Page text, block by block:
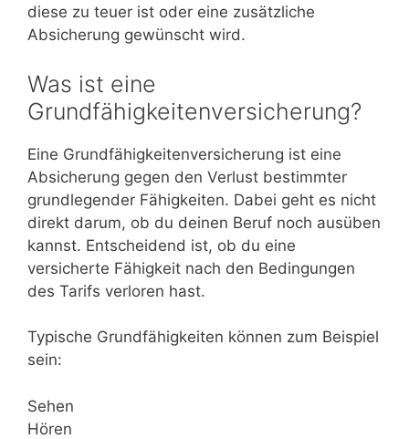
diese zu teuer ist oder eine zusätzliche
Absicherung gewünscht wird.
Was ist eine
Grundfähigkeitenversicherung?
Eine Grundfähigkeitenversicherung ist eine
Absicherung gegen den Verlust bestimmter
grundlegender Fähigkeiten. Dabei geht es nicht
direkt darum, ob du deinen Beruf noch ausüben
kannst. Entscheidend ist, ob du eine
versicherte Fähigkeit nach den Bedingungen
des Tarifs verloren hast.
Typische Grundfähigkeiten können zum Beispiel
sein:
Sehen
Hören